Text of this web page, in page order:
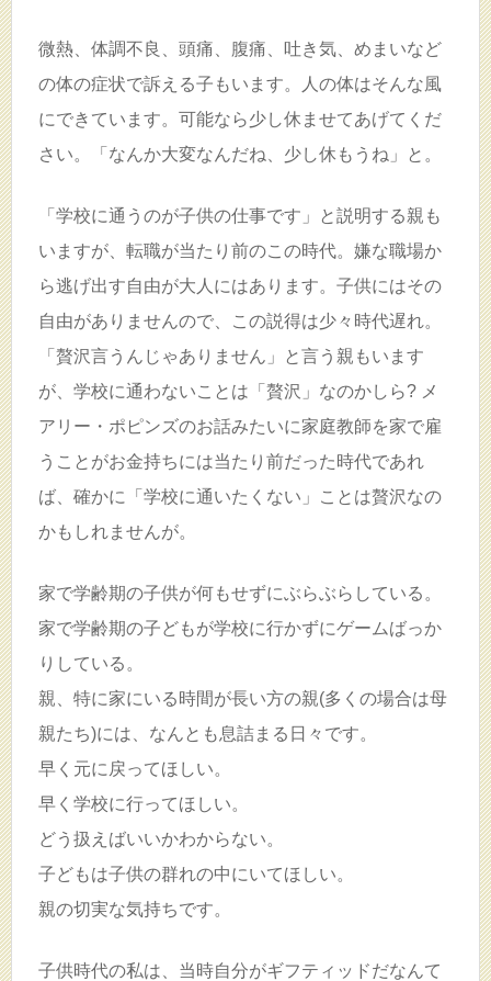
微熱、体調不良、頭痛、腹痛、吐き気、めまいなど
の体の症状で訴える子もいます。人の体はそんな風
にできています。可能なら少し休ませてあげてくだ
さい。「なんか大変なんだね、少し休もうね」と。
「学校に通うのが子供の仕事です」と説明する親も
いますが、転職が当たり前のこの時代。嫌な職場か
ら逃げ出す自由が大人にはあります。子供にはその
自由がありませんので、この説得は少々時代遅れ。
「贅沢言うんじゃありません」と言う親もいます
が、学校に通わないことは「贅沢」なのかしら? メ
アリー・ポピンズのお話みたいに家庭教師を家で雇
うことがお金持ちには当たり前だった時代であれ
ば、確かに「学校に通いたくない」ことは贅沢なの
かもしれませんが。
家で学齢期の子供が何もせずにぶらぶらしている。
家で学齢期の子どもが学校に行かずにゲームばっか
りしている。
親、特に家にいる時間が長い方の親(多くの場合は母
親たち)には、なんとも息詰まる日々です。
早く元に戻ってほしい。
早く学校に行ってほしい。
どう扱えばいいかわからない。
子どもは子供の群れの中にいてほしい。
親の切実な気持ちです。
子供時代の私は、当時自分がギフティッドだなんて